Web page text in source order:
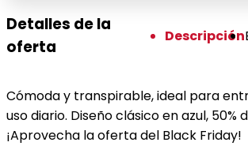
Detalles de la
oferta
Descripción
Cómoda y transpirable, ideal para
uso diario. Diseño clásico en azul, 50%
¡Aprovecha la oferta del Black Friday!